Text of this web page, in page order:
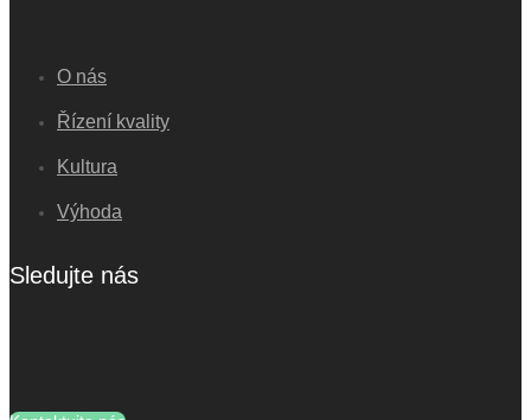
O nás
Řízení kvality
Kultura
Výhoda
Sledujte nás